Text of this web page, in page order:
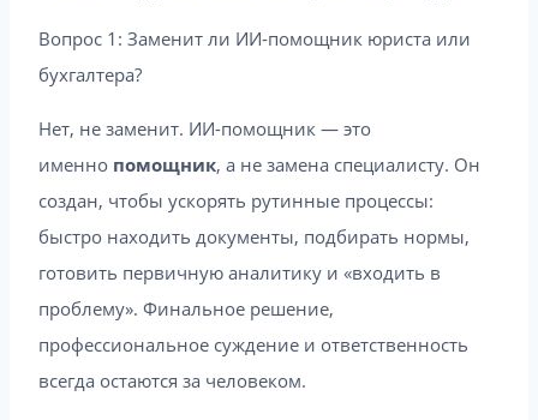
Вопрос 1: Заменит ли ИИ-помощник юриста или
бухгалтера?
Нет, не заменит. ИИ-помощник — это
именно помощник, а не замена специалисту. Он
создан, чтобы ускорять рутинные процессы:
быстро находить документы, подбирать нормы,
готовить первичную аналитику и «входить в
проблему». Финальное решение,
профессиональное суждение и ответственность
всегда остаются за человеком.